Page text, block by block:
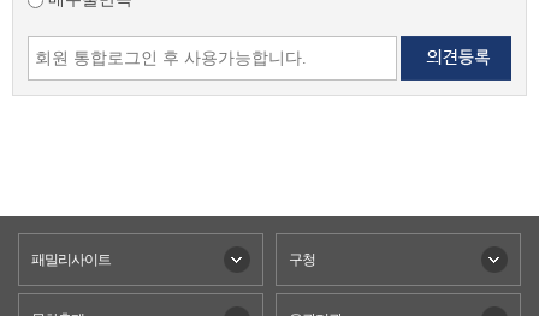
패밀리사이트 구청